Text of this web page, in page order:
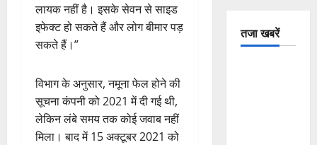
लायक नहीं है। इसके सेवन से साइड
इफेक्ट हो सकते हैं और लोग बीमार पड़
सकते हैं।”
विभाग के अनुसार, नमूना फेल होने की
सूचना कंपनी को 2021 में दी गई थी,
लेकिन लंबे समय तक कोई जवाब नहीं
मिला। बाद में 15 अक्टूबर 2021 को
तजा खबरें